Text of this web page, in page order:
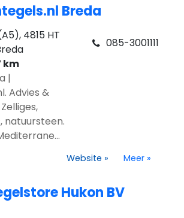
Breda
4815 HT
km
|
Advies &
natuursteen.
085-3001111
Website » Meer »
Hukon BV